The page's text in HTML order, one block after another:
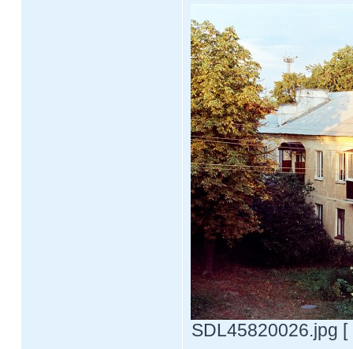
SDL45820026.jpg